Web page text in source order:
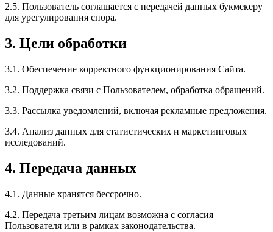
2.5. Пользователь соглашается с передачей данных букмекеру
для урегулирования спора.
3. Цели обработки
3.1. Обеспечение корректного функционирования Сайта.
3.2. Поддержка связи с Пользователем, обработка обращений.
3.3. Рассылка уведомлений, включая рекламные предложения.
3.4. Анализ данных для статистических и маркетинговых
исследований.
4. Передача данных
4.1. Данные хранятся бессрочно.
4.2. Передача третьим лицам возможна с согласия
Пользователя или в рамках законодательства.